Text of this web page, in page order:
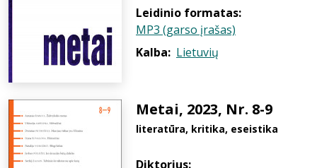
Leidinio formatas:
MP3 (garso įrašas)
Kalba: Lietuvių
Metai, 2023, Nr. 8-9
literatūra, kritika, eseistika
Diktorius: